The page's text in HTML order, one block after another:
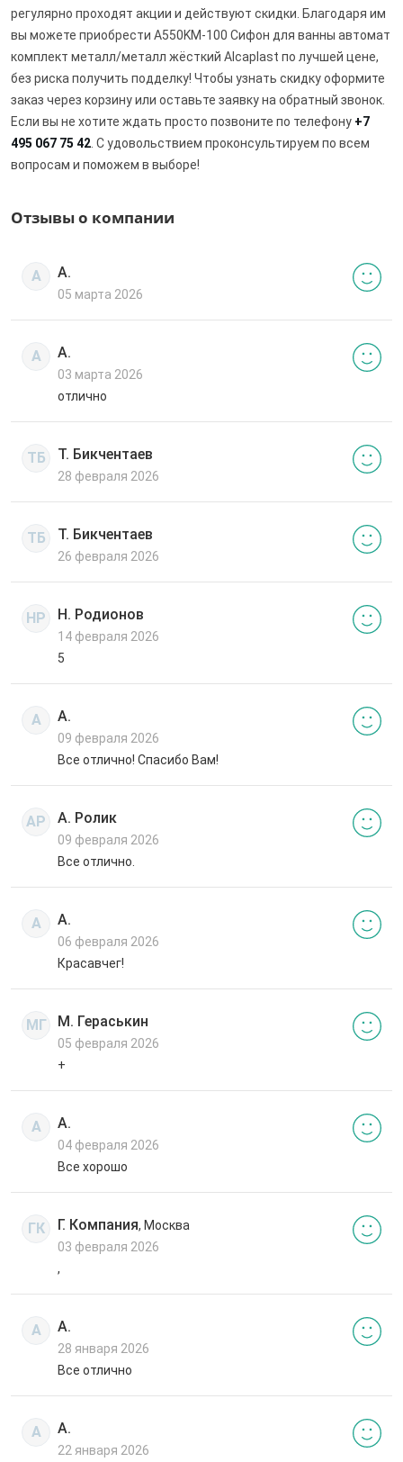
регулярно проходят акции и действуют скидки. Благодаря им
вы можете приобрести A550KM-100 Сифон для ванны автомат
комплект металл/металл жёсткий Alcaplast по лучшей цене,
без риска получить подделку! Чтобы узнать скидку оформите
заказ через корзину или оставьте заявку на обратный звонок.
Если вы не хотите ждать просто позвоните по телефону +7
495 067 75 42 . С удовольствием проконсультируем по всем
вопросам и поможем в выборе!
Отзывы о компании
А А.
05 марта 2026
А А.
03 марта 2026
отлично
ТБ Т. Бикчентаев
28 февраля 2026
ТБ Т. Бикчентаев
26 февраля 2026
НР Н. Родионов
14 февраля 2026
5
А А.
09 февраля 2026
Все отлично! Спасибо Вам!
АР А. Ролик
09 февраля 2026
Все отлично.
А А.
06 февраля 2026
Красавчег!
МГ М. Гераськин
05 февраля 2026
+
А А.
04 февраля 2026
Все хорошо
ГК Г. Компания, Москва
03 февраля 2026
,
А А.
28 января 2026
Все отлично
А А.
22 января 2026